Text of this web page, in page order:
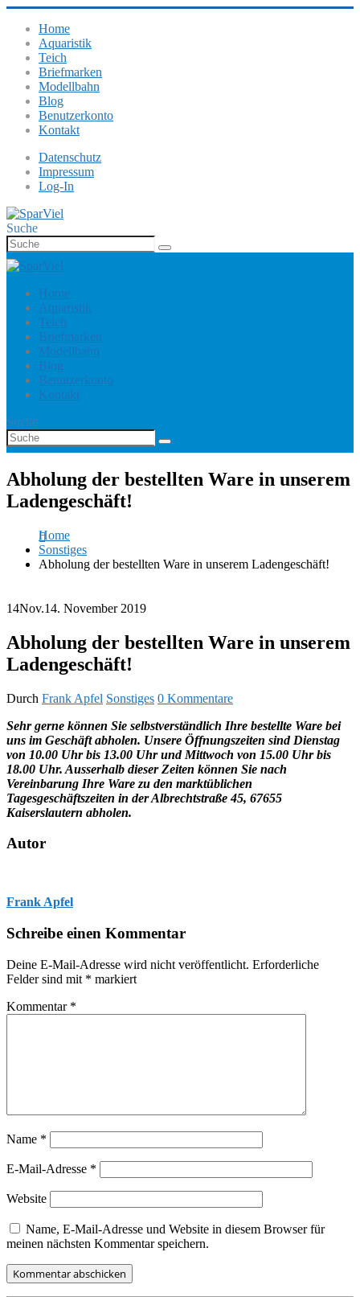
Home
Aquaristik
Teich
Briefmarken
Modellbahn
Blog
Benutzerkonto
Kontakt
Datenschutz
Impressum
Log-In
Suche
Home
Aquaristik
Teich
Briefmarken
Modellbahn
Blog
Benutzerkonto
Kontakt
Suche
Abholung der bestellten Ware in unserem
Ladengeschäft!
Home
Sonstiges
Abholung der bestellten Ware in unserem Ladengeschäft!
14Nov.14. November 2019
Abholung der bestellten Ware in unserem
Ladengeschäft!
Durch Frank Apfel Sonstiges 0 Kommentare
Sehr gerne können Sie selbstverständlich Ihre bestellte Ware bei
uns im Geschäft abholen. Unsere Öffnungszeiten sind Dienstag
von 10.00 Uhr bis 13.00 Uhr und Mittwoch von 15.00 Uhr bis
18.00 Uhr. Ausserhalb dieser Zeiten können Sie nach
Vereinbarung Ihre Ware zu den marktüblichen
Tagesgeschäftszeiten in der Albrechtstraße 45, 67655
Kaiserslautern abholen.
Autor
Frank Apfel
Schreibe einen Kommentar
Deine E-Mail-Adresse wird nicht veröffentlicht. Erforderliche
Felder sind mit * markiert
Kommentar *
Name *
E-Mail-Adresse *
Website
Name, E-Mail-Adresse und Website in diesem Browser für
meinen nächsten Kommentar speichern.